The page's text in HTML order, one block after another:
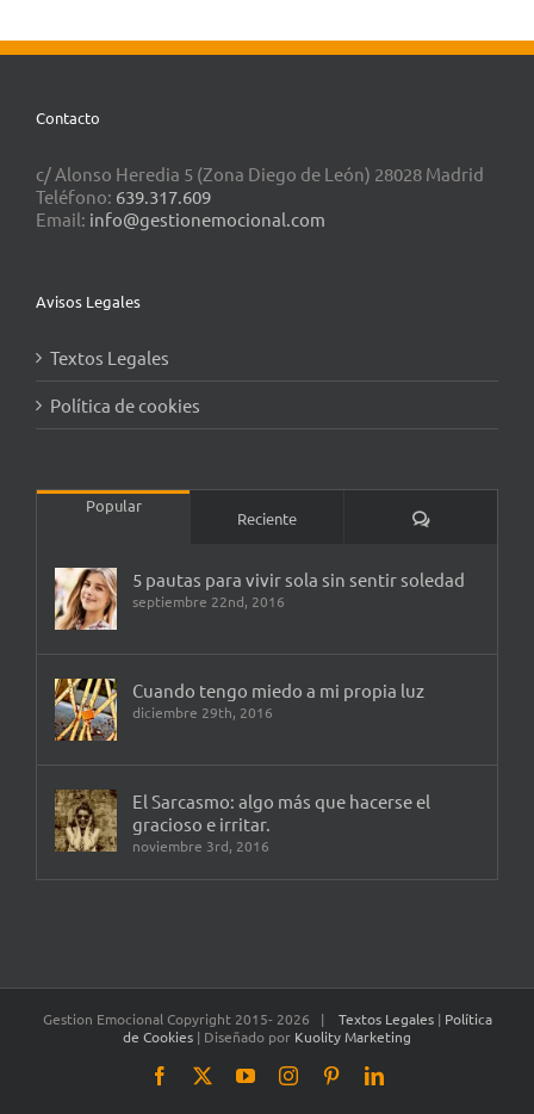
Contacto
c/ Alonso Heredia 5 (Zona Diego de León) 28028 Madrid
Teléfono: 639.317.609
Email: info@gestionemocional.com
Avisos Legales
Textos Legales
Política de cookies
Popular
Reciente Comentarios
5 pautas para vivir sola sin sentir soledad
septiembre 22nd, 2016
Cuando tengo miedo a mi propia luz
diciembre 29th, 2016
El Sarcasmo: algo más que hacerse el
gracioso e irritar.
noviembre 3rd, 2016
Gestion Emocional Copyright 2015- 2026 | Textos Legales | Política
de Cookies | Diseñado por Kuolity Marketing
Facebook
YouTubeInstagramPinterestLinkedIn